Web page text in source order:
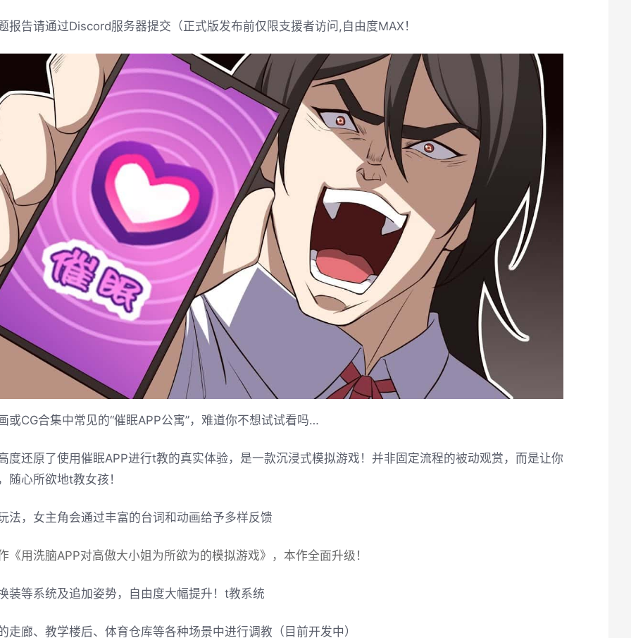
报告请通过Discord服务器提交（正式版发布前仅限支援者访问,自由度MAX！
或CG合集中常见的“催眠APP公寓”，难道你不想试试看吗…
度还原了使用催眠APP进行t教的真实体验，是一款沉浸式模拟游戏！并非固定流程的被动观赏，而是让你
随心所欲地t教女孩！
法，女主角会通过丰富的台词和动画给予多样反馈
《用洗脑APP对高傲大小姐为所欲为的模拟游戏》，本作全面升级！
装等系统及追加姿势，自由度大幅提升！t教系统
走廊、教学楼后、体育仓库等各种场景中进行调教（目前开发中）